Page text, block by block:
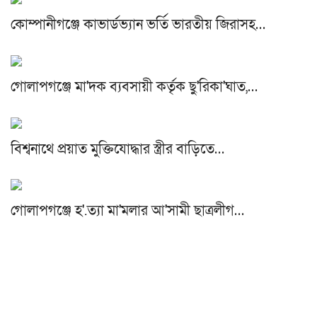
কোম্পানীগঞ্জে কাভার্ডভ্যান ভর্তি ভারতীয় জিরাসহ…
গোলাপগঞ্জে মা'দক ব্যবসায়ী কর্তৃক ছু'রিকা'ঘাত,…
বিশ্বনাথে প্রয়াত মুক্তিযোদ্ধার স্ত্রীর বাড়িতে…
গোলাপগঞ্জে হ'.ত্যা মা'মলার আ'সামী ছাত্রলীগ…